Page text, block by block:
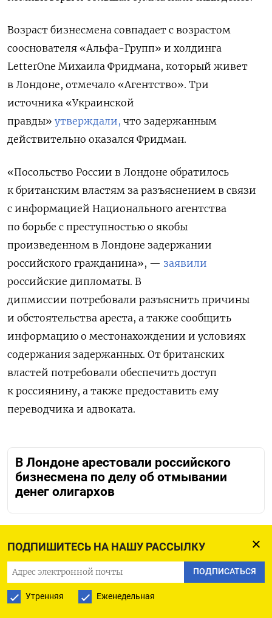
ПОДПИШИТЕСЬ НА НАШУ РАССЫЛКУ
ПОДПИСАТЬСЯ
Утренняя Еженедельная
Возраст бизнесмена совпадает с возрастом
сооснователя «Альфа-Групп» и холдинга
LetterOne Михаила Фридмана, который живет
в Лондоне, отмечало «Агентство». Три
источника «Украинской
правды» утверждали, что задержанным
действительно оказался Фридман.
«Посольство России в Лондоне обратилось
к британским властям за разъяснением в связи
с информацией Национального агентства
по борьбе с преступностью о якобы
произведенном в Лондоне задержании
российского гражданина», — заявили
российские дипломаты. В
дипмиссии потребовали разъяснить причины
и обстоятельства ареста, а также сообщить
информацию о местонахождении и условиях
содержания задержанных. От британских
властей потребовали обеспечить доступ
к россиянину, а также предоставить ему
переводчика и адвоката.
В Лондоне арестовали российского
бизнесмена по делу об отмывании
денег олигархов
Великобритании. Ранее он предложил перевести
$1 млрд из личных денег украинскому Альфа-
банку, чтобы власти Великобритании сняли с